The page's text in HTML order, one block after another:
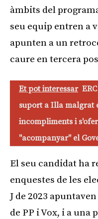
àmbits del
seu equip entren a
apunten a un
caure en tercera
Et pot interessar
suport a Illa malgrat
incompliments i
"acompanyar" el
El seu candidat ha
enquestes de les
J de 2023
de PP i Vox, i a una